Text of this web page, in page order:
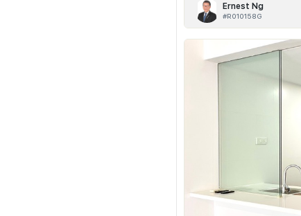
Ernest Ng
#R010158G